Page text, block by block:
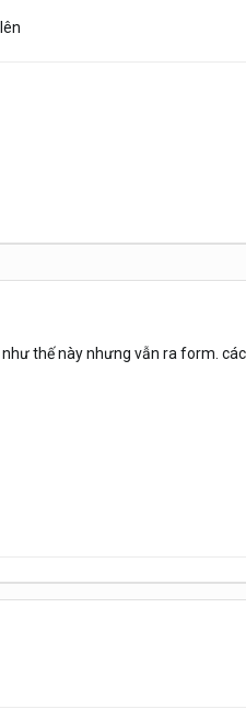
thế này nhưng vẫn ra form.